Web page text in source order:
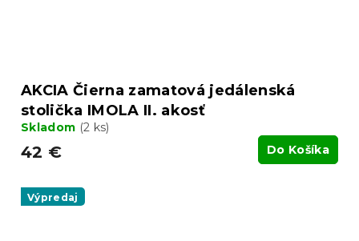
AKCIA Čierna zamatová jedálenská
stolička IMOLA II. akosť
Skladom (2 ks)
42 € Do Košíka
Výpredaj